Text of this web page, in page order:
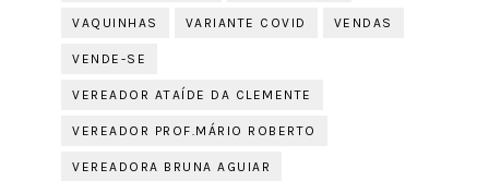
VAQUINHAS VARIANTE COVID VENDAS
VENDE-SE
VEREADOR ATAÍDE DA CLEMENTE
VEREADOR PROF.MÁRIO ROBERTO
VEREADORA BRUNA AGUIAR